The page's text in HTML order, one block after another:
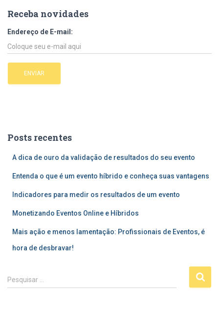
Receba novidades
Endereço de E-mail:
Posts recentes
A dica de ouro da validação de resultados do seu evento
Entenda o que é um evento híbrido e conheça suas vantagens
Indicadores para medir os resultados de um evento
Monetizando Eventos Online e Híbridos
Mais ação e menos lamentação: Profissionais de Eventos, é
hora de desbravar!
P
e
Pesquisar …